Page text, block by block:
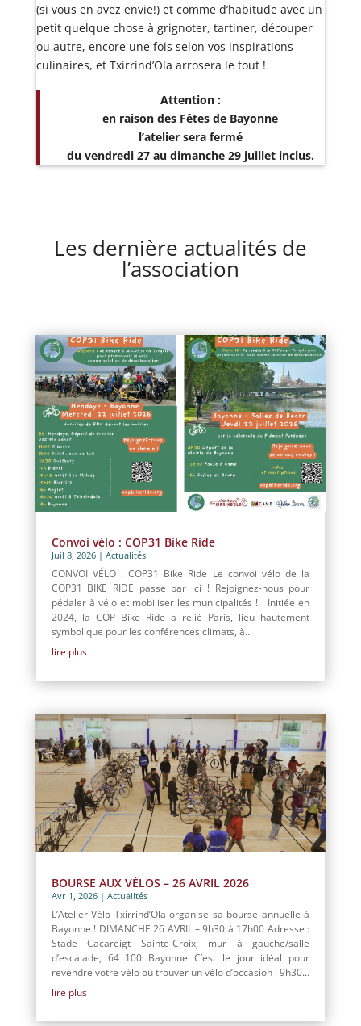
(si vous en avez envie!) et comme d’habitude avec un
petit quelque chose à grignoter, tartiner, découper
ou autre, encore une fois selon vos inspirations
culinaires, et Txirrind’Ola arrosera le tout !
Attention :
en raison des Fêtes de Bayonne
l’atelier sera fermé
du vendredi 27 au dimanche 29 juillet inclus.
Les dernière actualités de
l’association
Convoi vélo : COP31 Bike Ride
Juil 8, 2026| Actualités
CONVOI VÉLO : COP31 Bike Ride Le convoi vélo de la
COP31 BIKE RIDE passe par ici ! Rejoignez-nous pour
pédaler à vélo et mobiliser les municipalités ! Initiée en
2024, la COP Bike Ride a relié Paris, lieu hautement
symbolique pour les conférences climats, à...
lire plus
BOURSE AUX VÉLOS – 26 AVRIL 2026
Avr 1, 2026| Actualités
L’Atelier Vélo Txirrind’Ola organise sa bourse annuelle à
Bayonne ! DIMANCHE 26 AVRIL – 9h30 à 17h00 Adresse :
Stade Cacareigt Sainte-Croix, mur à gauche/salle
d’escalade, 64 100 Bayonne C’est le jour idéal pour
revendre votre vélo ou trouver un vélo d’occasion ! 9h30...
lire plus